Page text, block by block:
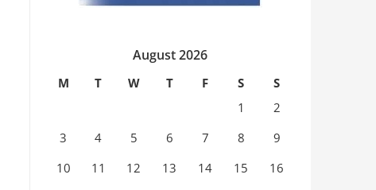
August 2026
M T W T F S
S
1
2
3
4 5 6 7 8
9
10
11 12 13 14 15
16